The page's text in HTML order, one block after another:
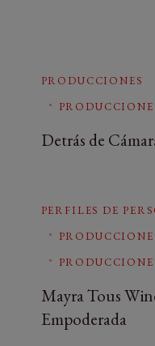
PRODUCCIONES
Detrás de
PERFILES DE
Mayra Tous
Empoderada